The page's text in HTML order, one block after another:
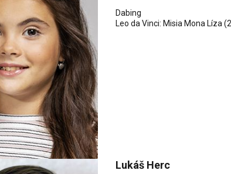
Dabing
Leo da Vinci: Misia Mona Líza
Lukáš Herc